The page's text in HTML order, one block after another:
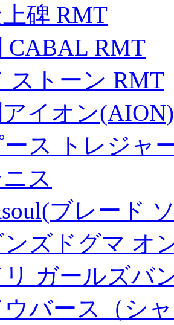
碑 RMT
CABAL RMT
ストーン RMT
イオン
ース トレジャ
ス
ブレード
ンズドグマ オ
ガールズバ
ウバース（シ